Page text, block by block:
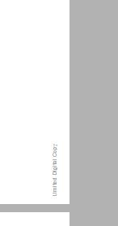
תוכן העניינים ... 5